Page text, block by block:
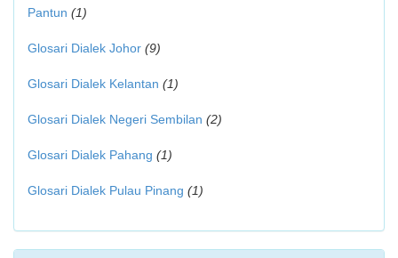
Pantun (1)
Glosari Dialek Johor (9)
Glosari Dialek Kelantan (1)
Glosari Dialek Negeri Sembilan (2)
Glosari Dialek Pahang (1)
Glosari Dialek Pulau Pinang (1)